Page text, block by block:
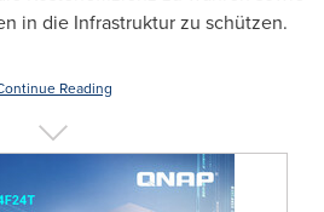
in die Infrastruktur zu schützen.
Reading